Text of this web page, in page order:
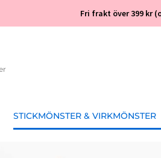
Fri frakt över 399 kr
STICKMÖNSTER & VIRKMÖNSTER